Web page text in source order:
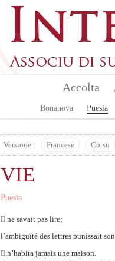
Accolta
Bonanova Puesia
Versione : Francese Corsu
VIE
Puesia
Il ne savait pas lire;
l’ambiguïté des lettres punissait
Il n’habita jamais une maison.